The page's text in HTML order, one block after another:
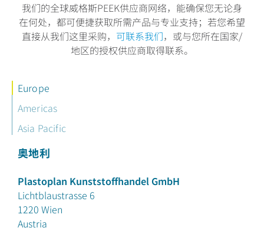
我们的全球威格斯PEEK供应商网络，能确保您无论身
在何处，都可便捷获取所需产品与专业支持；若您希望
直接从我们这里采购， 可联系我们，或与您所在国家/
地区的授权供应商取得联系。
Europe
Americas
Asia Pacific
奥地利
Plastoplan Kunststoffhandel GmbH
Lichtblaustrasse 6
1220 Wien
Austria